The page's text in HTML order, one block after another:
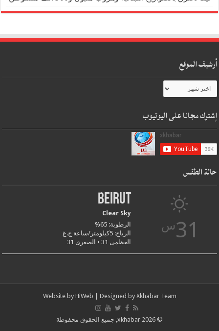
أرشيف الموقع
أرشيف
الموقع
إشترك مجانا على اليوتيوب
حالة الطقس
31س
Beirut
Clear Sky
الرطوبة: 65%
الرياح: 5كيلومتر/ساعة ج.غ
العظمى 31 • الصغرى 31
Website byHiWeb | Designed byXkhabar Team
© xkhabar 2026, جميع الحقوق محفوظة